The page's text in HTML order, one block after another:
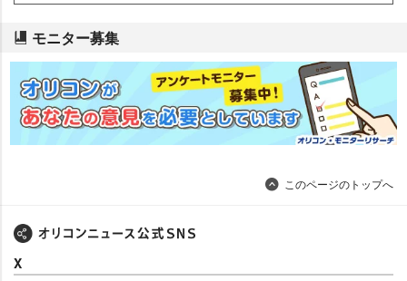
モニター募集
このページのトップへ
X